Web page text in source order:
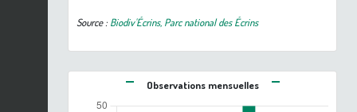
Source : Biodiv'Écrins, Parc national des Écrins
Observations mensuelles